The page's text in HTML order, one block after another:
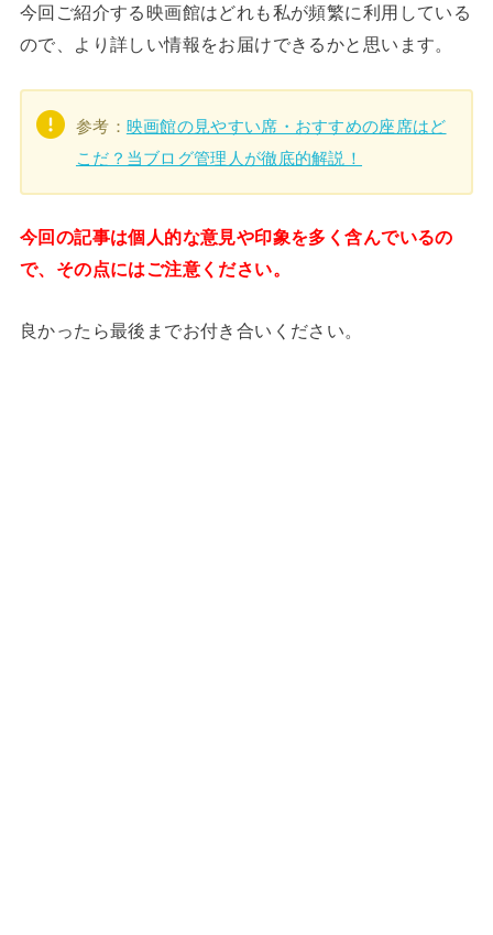
今回ご紹介する映画館はどれも私が頻繁に利用している
ので、より詳しい情報をお届けできるかと思います。
参考： 映画館の見やすい席・おすすめの座席はど
こだ？当ブログ管理人が徹底的解説！
今回の記事は個人的な意見や印象を多く含んでいるの
で、その点にはご注意ください。
良かったら最後までお付き合いください。